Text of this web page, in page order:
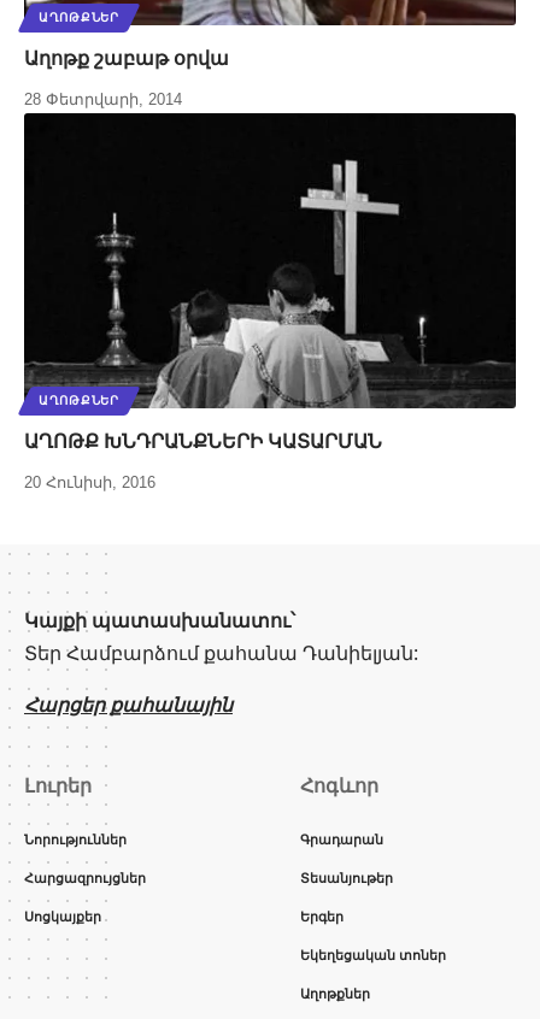
ԱՂՈԹՔՆԵՐ
Աղոթք շաբաթ օրվա
28 Փետրվարի, 2014
ԱՂՈԹՔՆԵՐ
ԱՂՈԹՔ ԽՆԴՐԱՆՔՆԵՐԻ ԿԱՏԱՐՄԱՆ
20 Հունիսի, 2016
Կայքի պատասխանատու՝
Տեր Համբարձում քահանա Դանիելյան:
Հարցեր քահանային
Լուրեր
Նորություններ
Հարցազրույցներ
Սոցկայքեր
Հոգևոր
Գրադարան
Տեսանյութեր
Երգեր
Եկեղեցական տոներ
Աղոթքներ